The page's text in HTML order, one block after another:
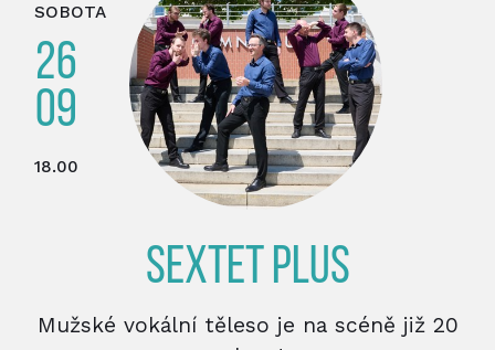
SOBOTA
26
09
18.00
SEXTET PLUS
Mužské vokální těleso je na scéně již 20